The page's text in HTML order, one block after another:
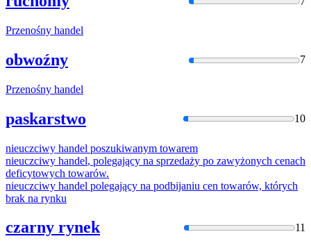
Przenośny handel
obwoźny 7
Przenośny handel
paskarstwo 10
nieuczciwy handel poszukiwanym towarem
nieuczciwy handel, polegający na sprzedaży po zawyżonych cenach
deficytowych towarów.
nieuczciwy handel polegający na podbijaniu cen towarów, których
brak na rynku
czarny rynek 11